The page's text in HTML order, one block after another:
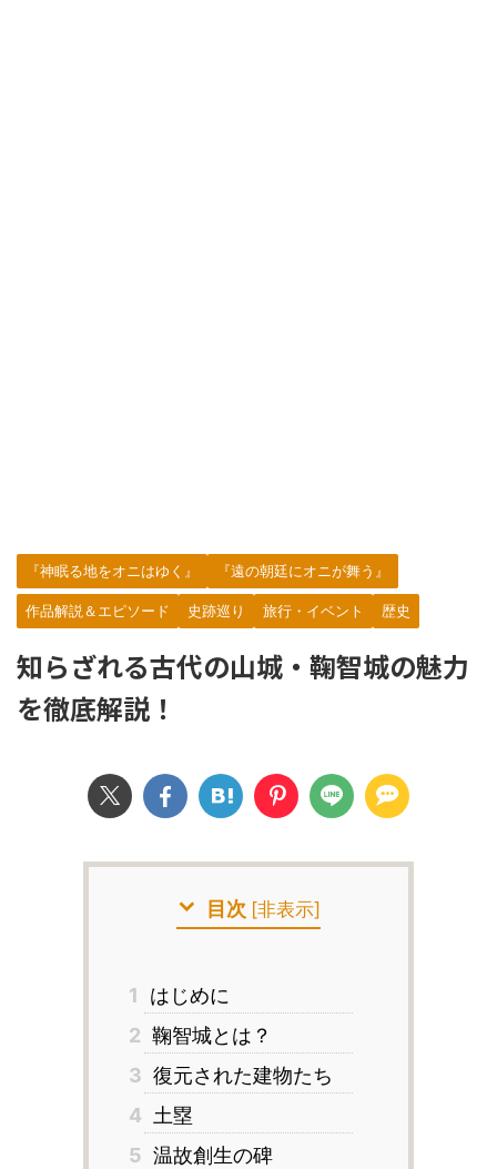
『神眠る地をオニはゆく』 『遠の朝廷にオニが舞う』
作品解説＆エピソード 史跡巡り 旅行・イベント 歴史
知らざれる古代の山城・鞠智城の魅力
を徹底解説！
目次 [非表示]
1
はじめに
2 鞠智城とは？
3 復元された建物たち
4
土塁
5 温故創生の碑